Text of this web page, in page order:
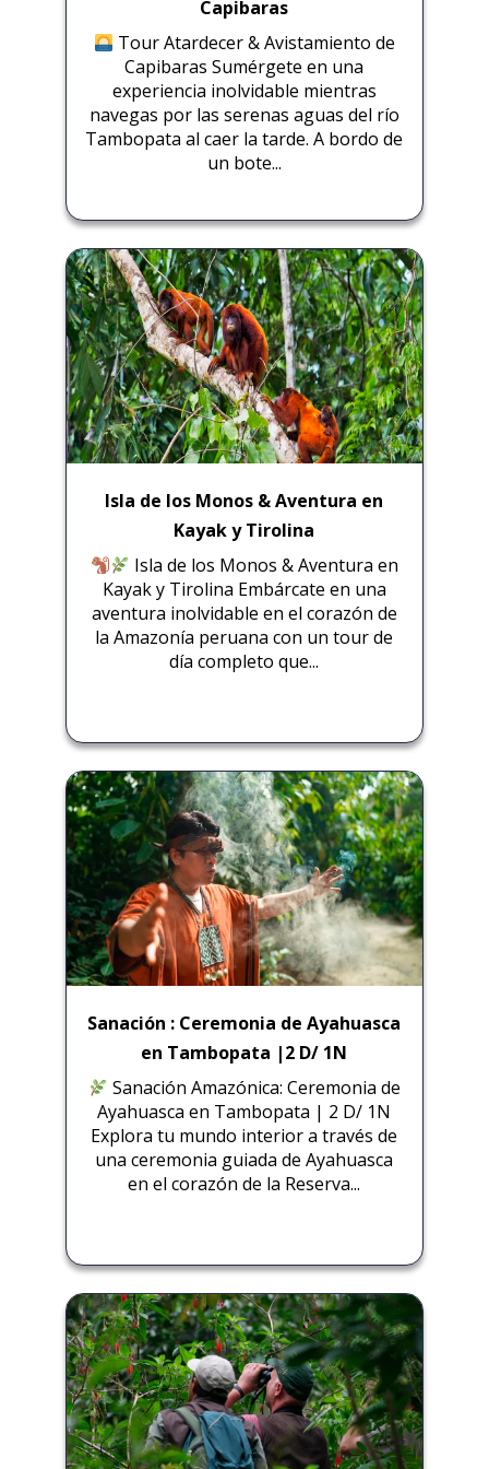
Capibaras
Tour Atardecer & Avistamiento de
Capibaras Sumérgete en una
experiencia inolvidable mientras
navegas por las serenas aguas del río
Tambopata al caer la tarde. A bordo de
un bote...
Isla de los Monos & Aventura en
Kayak y Tirolina
Isla de los Monos & Aventura en
Kayak y Tirolina Embárcate en una
aventura inolvidable en el corazón de
la Amazonía peruana con un tour de
día completo que...
Sanación : Ceremonia de Ayahuasca
en Tambopata |2 D/ 1N
Sanación Amazónica: Ceremonia de
Ayahuasca en Tambopata | 2 D/ 1N
Explora tu mundo interior a través de
una ceremonia guiada de Ayahuasca
en el corazón de la Reserva...